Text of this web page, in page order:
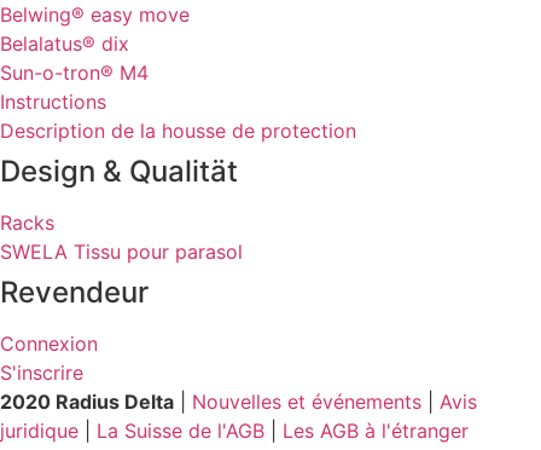
Belwing® easy move
Belalatus® dix
Sun-o-tron® M4
Instructions
Description de la housse de protection
Design & Qualität
Racks
SWELA Tissu pour parasol
Revendeur
Connexion
S'inscrire
2020 Radius Delta
Nouvelles et événements
Avis
juridique
La Suisse de l'AGB Les AGB à l'étranger